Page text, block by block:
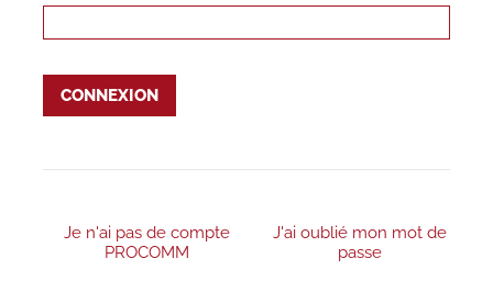
CONNEXION
Je n'ai pas de compte
PROCOMM
J'ai oublié mon mot de
passe